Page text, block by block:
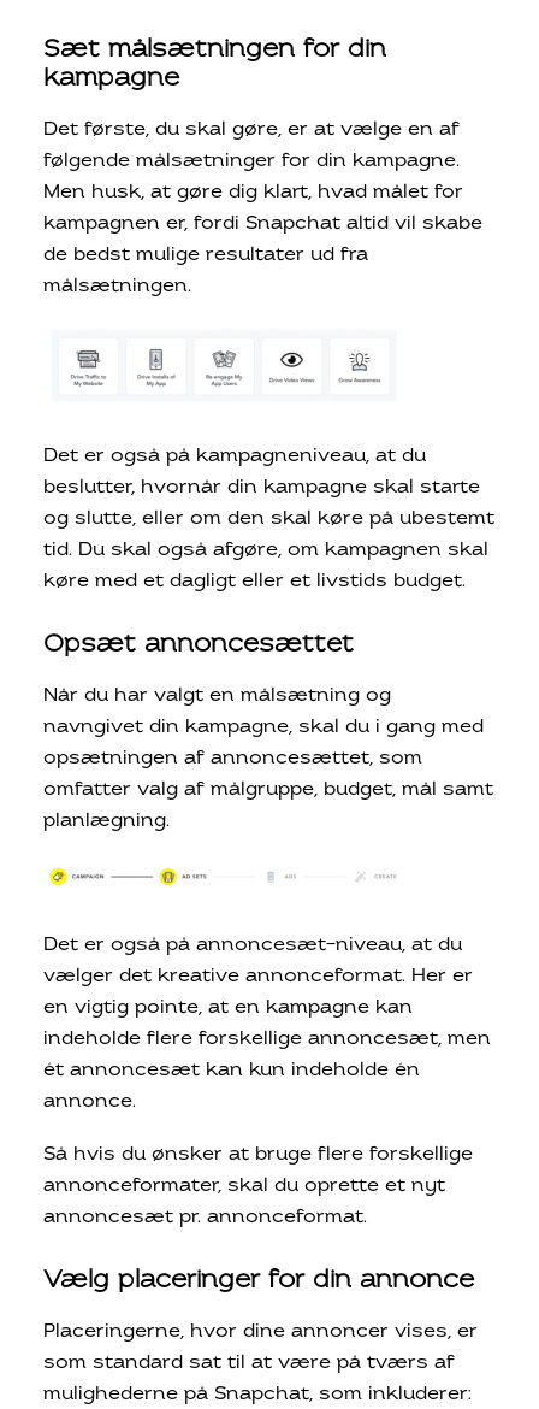
Sæt målsætningen for din
kampagne
Det første, du skal gøre, er at vælge en af
følgende målsætninger for din kampagne.
Men husk, at gøre dig klart, hvad målet for
kampagnen er, fordi Snapchat altid vil skabe
de bedst mulige resultater ud fra
målsætningen.
Det er også på kampagneniveau, at du
beslutter, hvornår din kampagne skal starte
og slutte, eller om den skal køre på ubestemt
tid. Du skal også afgøre, om kampagnen skal
køre med et dagligt eller et livstids budget.
Opsæt annoncesættet
Når du har valgt en målsætning og
navngivet din kampagne, skal du i gang med
opsætningen af annoncesættet, som
omfatter valg af målgruppe, budget, mål samt
planlægning.
Det er også på annoncesæt-niveau, at du
vælger det kreative annonceformat. Her er
en vigtig pointe, at en kampagne kan
indeholde flere forskellige annoncesæt, men
ét annoncesæt kan kun indeholde én
annonce.
Så hvis du ønsker at bruge flere forskellige
annonceformater, skal du oprette et nyt
annoncesæt pr. annonceformat.
Vælg placeringer for din annonce
Placeringerne, hvor dine annoncer vises, er
som standard sat til at være på tværs af
mulighederne på Snapchat, som inkluderer: